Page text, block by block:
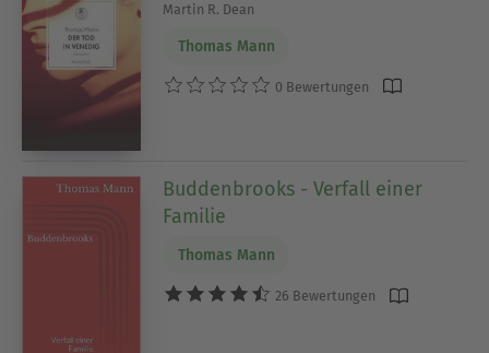
Martin R. Dean
Thomas Mann
0 Bewertungen
Buddenbrooks - Verfall einer
Familie
Thomas Mann
26 Bewertungen